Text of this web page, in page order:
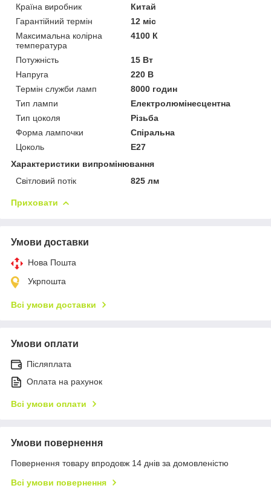
Країна виробник
Китай
Гарантійний термін
12 міс
Максимальна колірна
температура
4100 К
Потужність
15 Вт
Напруга
220 В
Термін служби ламп
8000 годин
Тип лампи
Електролюмінесцентна
Тип цоколя
Різьба
Форма лампочки
Спіральна
Цоколь
E27
Характеристики випромінювання
Світловий потік
825 лм
Приховати
Умови доставки
Нова Пошта
Укрпошта
Всі умови доставки
Умови оплати
Післяплата
Оплата на рахунок
Всі умови оплати
Умови повернення
Повернення товару впродовж 14 днів за домовленістю
Всі умови повернення